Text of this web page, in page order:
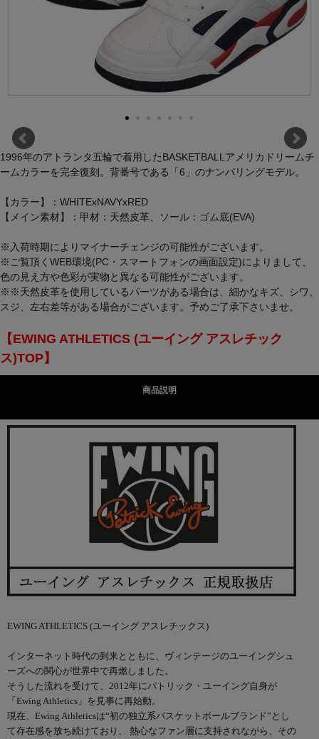
1996年のアトランタ五輪で着用したBASKETBALLアメリカドリームチ
ームカラーを完全復刻。背番号である「6」のナンバリングモデル。
【カラー】：WHITExNAVYxRED
【メイン素材】：甲材：天然皮革、ソール：ゴム底(EVA)
※入荷時期によりマイナーチェンジの可能性がございます。
※ご覧頂くWEB環境(PC・スマートフォンの画面設定)によりまして、
色の見え方や色彩が実物と異なる可能性がございます。
※※天然皮革を使用しているパーツがある場合は、細かなキズ、シワ、
スジ、左右差等がある場合がございます。予めご了承下さいませ。
【EWING ATHLETICS (ユーイング アスレチック
ス)TOP】
商品説明
EWING ATHLETICS (ユーイング アスレチックス)
インターネット時代の到来とともに、ヴィンテージのユーイングシュ
ーズへの関心が世界中で再燃しました。
そうした流れを受けて、2012年にパトリック・ユーイング自身が
「Ewing Athletics」を見事に再始動。
現在、Ewing Athleticsは“初の独立系バスケットボールブランド”とし
て存在感を放ち続けており、 熱心なファン層に支持されながら、その